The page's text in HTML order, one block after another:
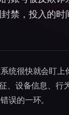
禁，投入的时
统很快就会盯上
设备信息、行
误的一环。